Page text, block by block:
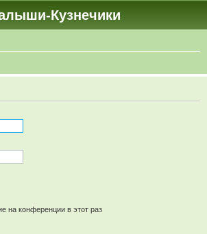
Кузнечики
на конференции в этот раз